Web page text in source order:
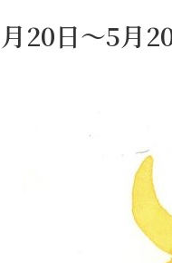
20日～5月